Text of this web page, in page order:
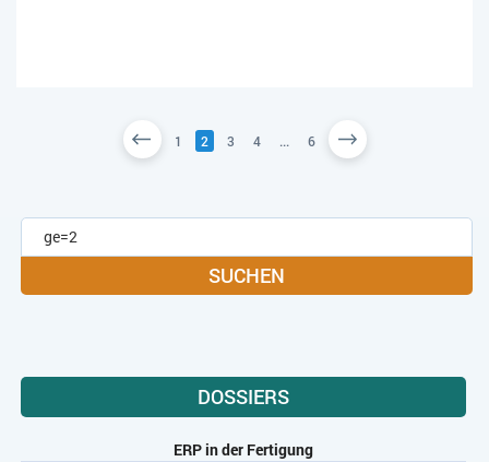
1 2 3 4 ... 6
SUCHEN
DOSSIERS
ERP in der Fertigung